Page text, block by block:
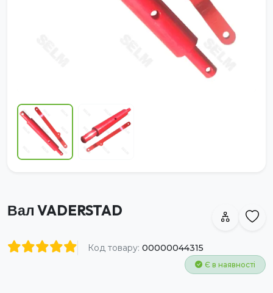
Вал VADERSTAD
Код товару: 00000044315
Є в наявності